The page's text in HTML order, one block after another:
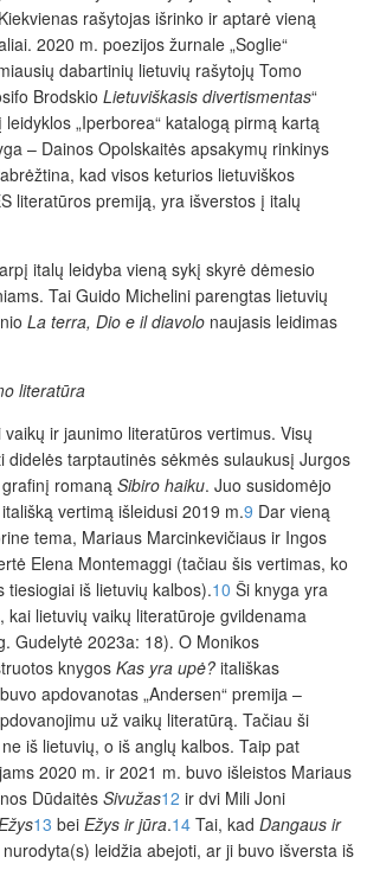
rašytojas išrinko ir aptarė vieną
2020 m. poezijos žurnale „Soglie“
dabartinių lietuvių rašytojų Tomo
Brodskio Lietuviškasis divertismentas“
„Iperborea“ katalogą pirmą kartą
– Dainos Opolskaitės apsakymų rinkinys
kad visos keturios lietuviškos
literatūros premiją, yra išverstos į italų
italų leidyba vieną sykį skyrė dėmesio
Tai Guido Michelini parengtas lietuvių
La terra, Dio e il diavolo naujasis leidimas
literatūra
ir jaunimo literatūros vertimus. Visų
didelės tarptautinės sėkmės sulaukusį Jurgos
romaną Sibiro haiku. Juo susidomėjo
itališką vertimą išleidusi 2019 m.9 Dar vieną
tema, Mariaus Marcinkevičiaus ir Ingos
Elena Montemaggi (tačiau šis vertimas, ko
tiesiogiai iš lietuvių kalbos).10 Ši knyga yra
kai lietuvių vaikų literatūroje gvildenama
Gudelytė 2023a: 18). O Monikos
knygos Kas yra upė? itališkas
apdovanotas „Andersen“ premija –
už vaikų literatūrą. Tačiau ši
iš lietuvių, o iš anglų kalbos. Taip pat
2020 m. ir 2021 m. buvo išleistos Mariaus
Dūdaitės Sivužas12 ir dvi Mili Joni
13 bei Ežys ir jūra.14 Tai, kad Dangaus ir
leidžia abejoti, ar ji buvo išversta iš